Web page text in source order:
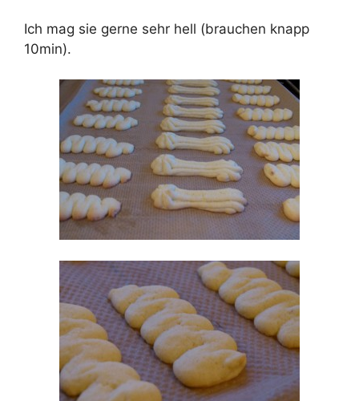
Ich mag sie gerne sehr hell (brauchen knapp
10min).